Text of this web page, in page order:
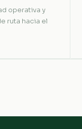
operativa y
ruta hacia el